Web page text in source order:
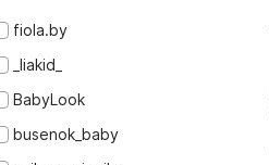
fiola.by
_liakid_
BabyLook
busenok_baby